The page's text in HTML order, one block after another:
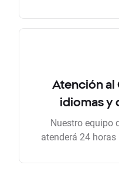
Atención al
idiomas y
Nuestro equipo
atenderá 24